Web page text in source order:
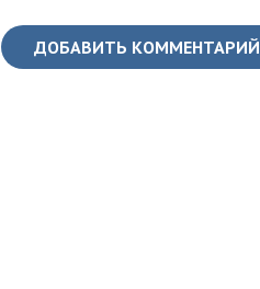
ДОБАВИТЬ КОММЕНТАРИЙ